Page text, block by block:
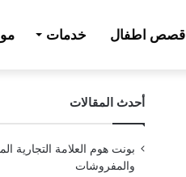
قصص اطفال خدمات
أحدث المقالات
بونت هوم العلامة التجارية
والمفروشات